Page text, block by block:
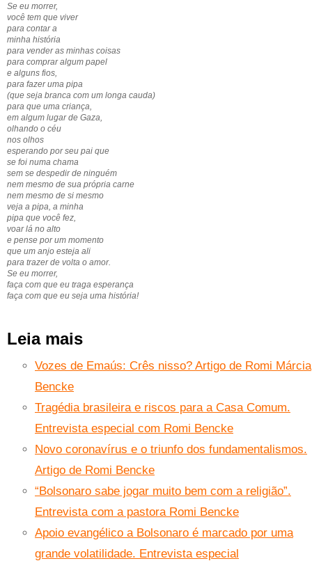
Se eu morrer,
você tem que viver
para contar a
minha história
para vender as minhas coisas
para comprar algum papel
e alguns fios,
para fazer uma pipa
(que seja branca com um longa cauda)
para que uma criança,
em algum lugar de Gaza,
olhando o céu
nos olhos
esperando por seu pai que
se foi numa chama
sem se despedir de ninguém
nem mesmo de sua própria carne
nem mesmo de si mesmo
veja a pipa, a minha
pipa que você fez,
voar lá no alto
e pense por um momento
que um anjo esteja ali
para trazer de volta o amor.
Se eu morrer,
faça com que eu traga esperança
faça com que eu seja uma história!
Leia mais
Vozes de Emaús: Crês nisso? Artigo de Romi Márcia
Bencke
Tragédia brasileira e riscos para a Casa Comum.
Entrevista especial com Romi Bencke
Novo coronavírus e o triunfo dos fundamentalismos.
Artigo de Romi Bencke
“Bolsonaro sabe jogar muito bem com a religião”.
Entrevista com a pastora Romi Bencke
Apoio evangélico a Bolsonaro é marcado por uma
grande volatilidade. Entrevista especial